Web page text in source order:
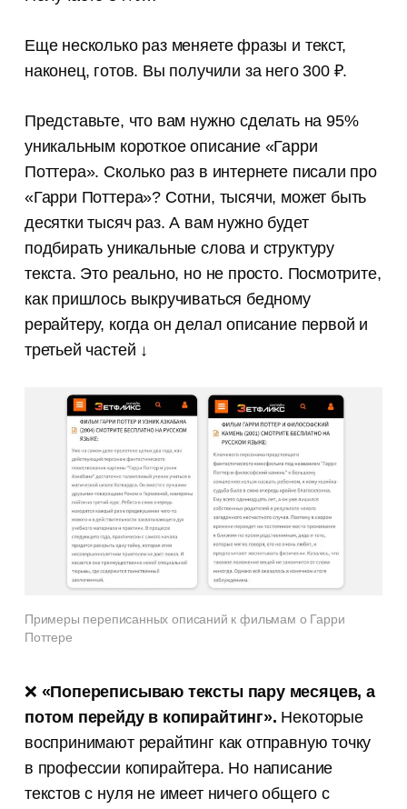
Еще несколько раз меняете фразы и текст,
наконец, готов. Вы получили за него 300 ₽.
Представьте, что вам нужно сделать на 95%
уникальным короткое описание «Гарри
Поттера». Сколько раз в интернете писали про
«Гарри Поттера»? Сотни, тысячи, может быть
десятки тысяч раз. А вам нужно будет
подбирать уникальные слова и структуру
текста. Это реально, но не просто. Посмотрите,
как пришлось выкручиваться бедному
рерайтеру, когда он делал описание первой и
третьей частей ↓
Примеры переписанных описаний к фильмам о Гарри
Поттере
❌ «Попереписываю тексты пару месяцев, а
потом перейду в копирайтинг». Некоторые
воспринимают рерайтинг как отправную точку
в профессии копирайтера. Но написание
текстов с нуля не имеет ничего общего с
и редакторов
Истории из практики, советы
и лайфхаки, которые мы нажили